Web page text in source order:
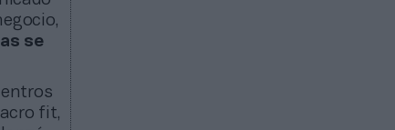
se
fit,